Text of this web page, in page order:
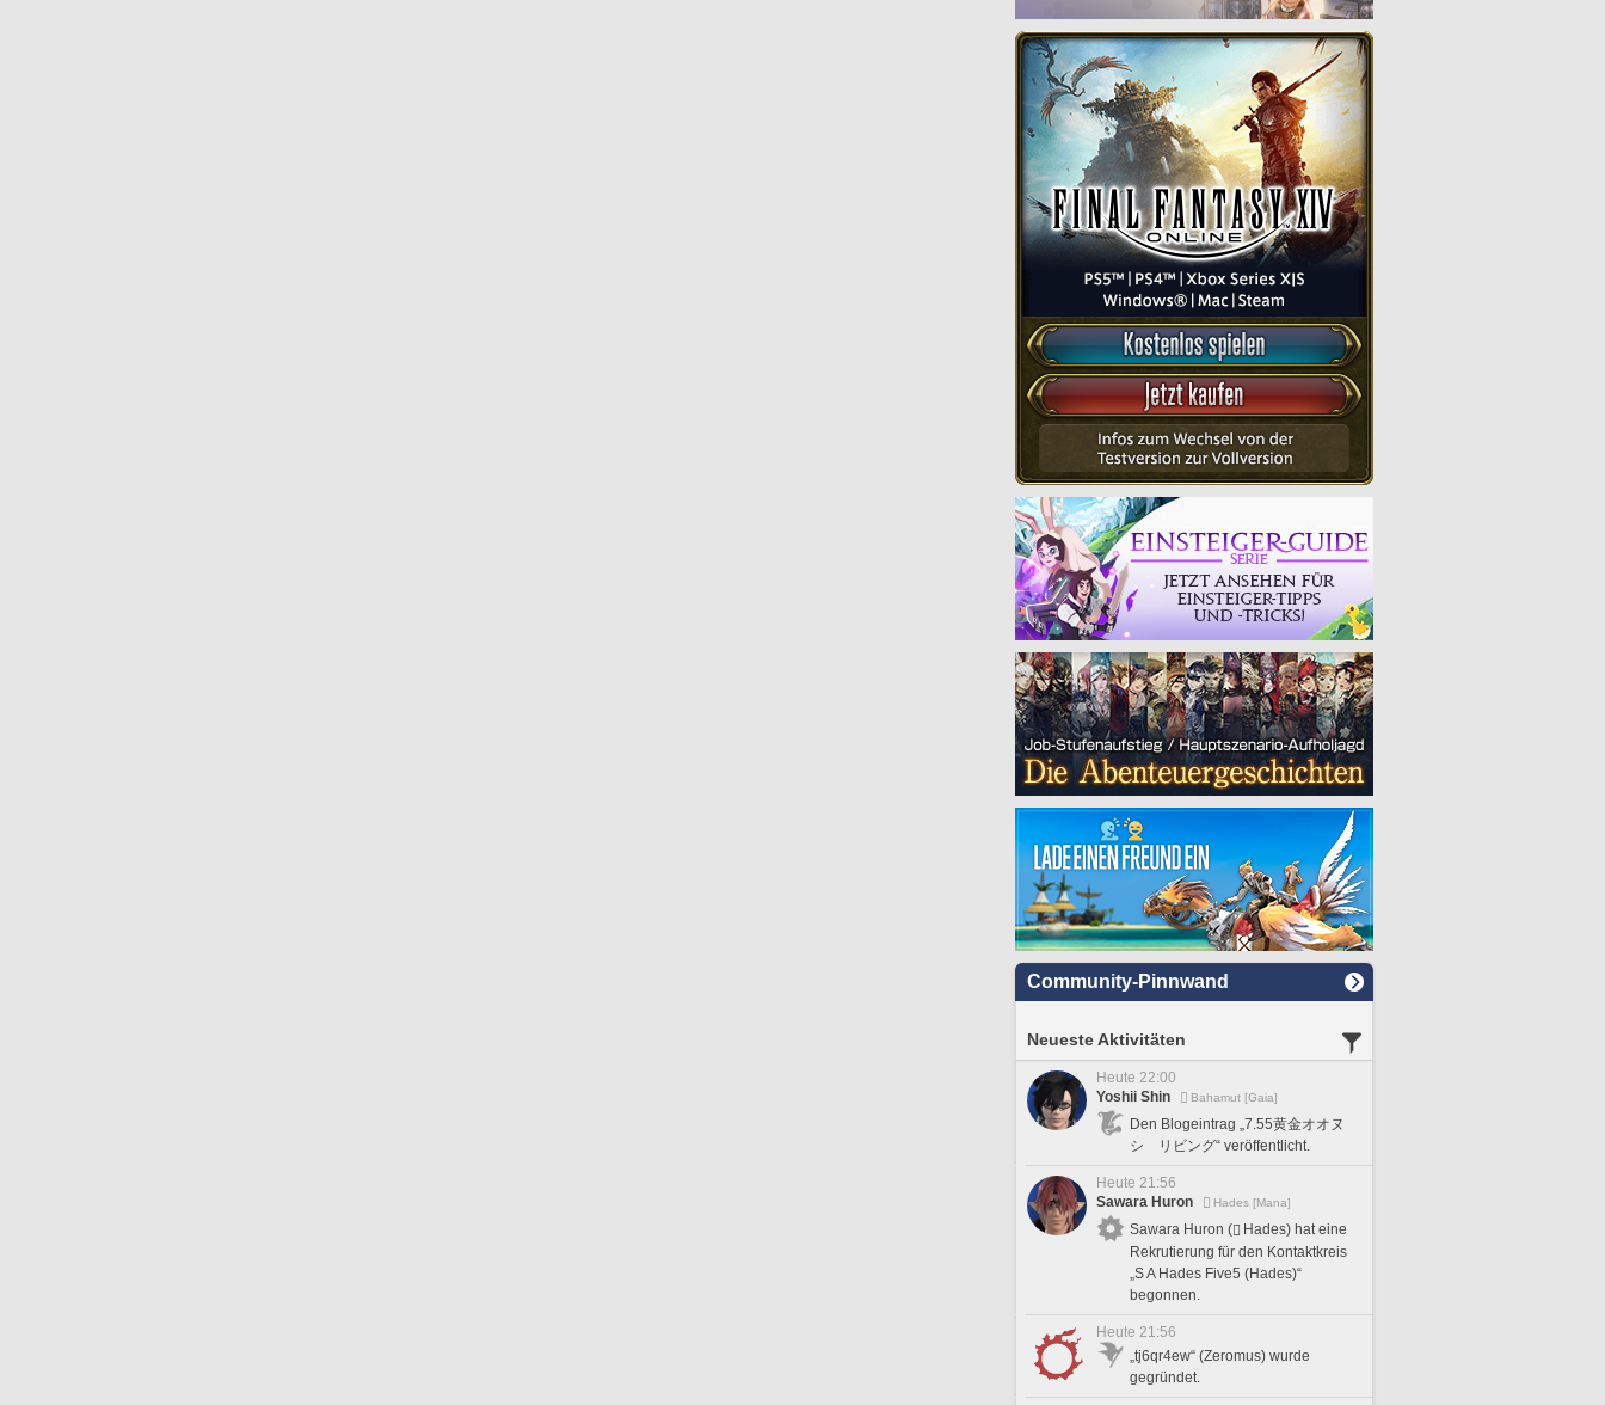
Community-Pinnwand
Neueste Aktivitäten
Heute 22:00
Yoshii Shin
Bahamut [Gaia]
Den Blogeintrag „7.55黄金オオヌ
シ リビング“ veröffentlicht.
Heute 21:56
Sawara Huron
Hades [Mana]
Sawara Huron (
Hades) hat eine
Rekrutierung für den Kontaktkreis
„S A Hades Five5 (Hades)“
begonnen.
Heute 21:56
„tj6qr4ew“ (Zeromus) wurde
gegründet.